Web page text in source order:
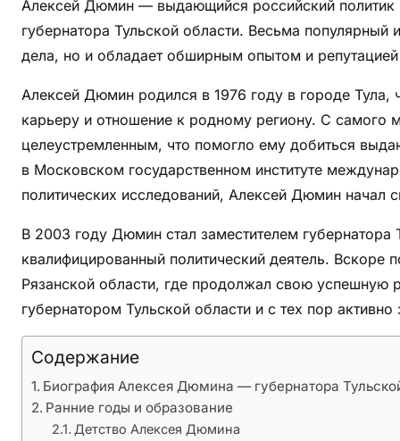
—
г
у
е
р
н
а
т
р
а
Т
к
Алексей Дюмин — выдающийся российский политик
губернатора Тульской области. Весьма
дела, но и обладает обширным опытом и
Алексей Дюмин родился в 1976 году в городе Тула,
карьеру и отношение к родному региону. С
целеустремленным, что помогло ему добиться
в Московском государственном институте
политических исследований, Алексей Дюмин начал
В 2003 году Дюмин стал заместителем губернатора
квалифицированный политический деятель. Вскоре
Рязанской области, где продолжал свою
губернатором Тульской области и с тех пор
Содержание
Биография Алексея Дюмина — губернатора
Ранние годы и образование
Детство Алексея Дюмина